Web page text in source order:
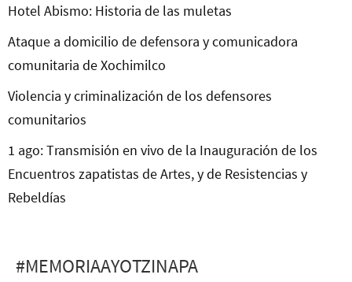
Hotel Abismo: Historia de las muletas
Ataque a domicilio de defensora y comunicadora
comunitaria de Xochimilco
Violencia y criminalización de los defensores
comunitarios
1 ago: Transmisión en vivo de la Inauguración de los
Encuentros zapatistas de Artes, y de Resistencias y
Rebeldías
#MEMORIAAYOTZINAPA